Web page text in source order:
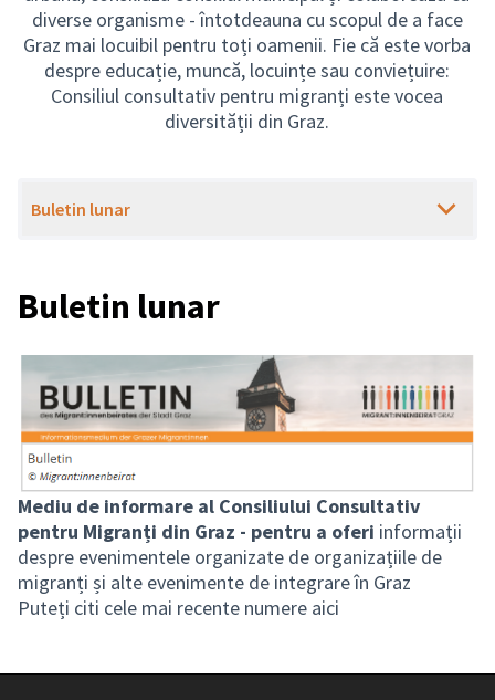
diverse organisme - întotdeauna cu scopul de a face
Graz mai locuibil pentru toți oamenii. Fie că este vorba
despre educație, muncă, locuințe sau conviețuire:
Consiliul consultativ pentru migranți este vocea
diversității din Graz.
Buletin lunar
Buletin lunar
Mediu de informare al Consiliului Consultativ
pentru Migranți din Graz - pentru a oferi informații
despre evenimentele organizate de organizațiile de
migranți și alte evenimente de integrare în Graz
Puteți citi cele mai recente numere aici